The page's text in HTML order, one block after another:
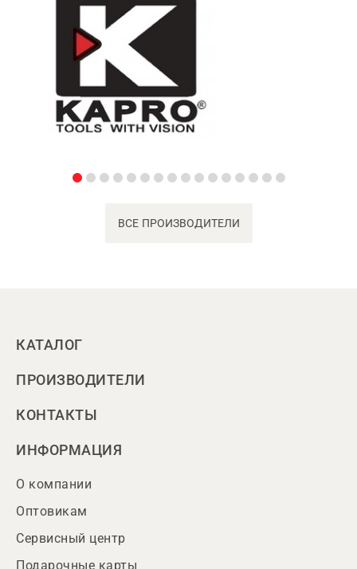
ВСЕ ПРОИЗВОДИТЕЛИ
КАТАЛОГ
ПРОИЗВОДИТЕЛИ
КОНТАКТЫ
ИНФОРМАЦИЯ
О компании
Оптовикам
Сервисный центр
Подарочные карты